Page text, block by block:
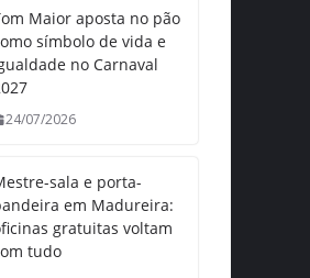
Maior aposta no pão
símbolo de vida e
no Carnaval
24/07/2026
sala e porta-
em Madureira:
gratuitas voltam
tudo